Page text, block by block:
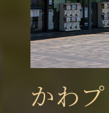
かわ